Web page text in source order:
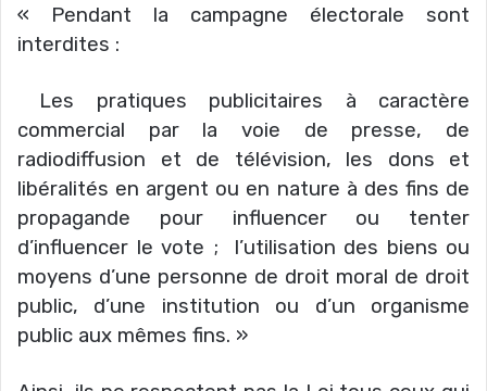
« Pendant la campagne électorale sont
interdites :
Les pratiques publicitaires à caractère
commercial par la voie de presse, de
radiodiffusion et de télévision, les dons et
libéralités en argent ou en nature à des fins de
propagande pour influencer ou tenter
d’influencer le vote ; l’utilisation des biens ou
moyens d’une personne de droit moral de droit
public, d’une institution ou d’un organisme
public aux mêmes fins. »